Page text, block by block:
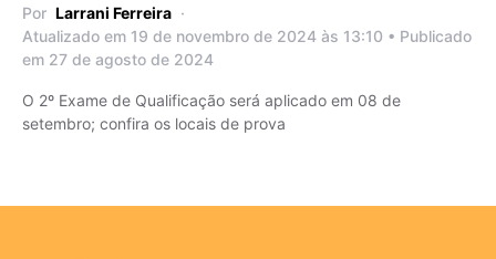
Por Larrani Ferreira
Atualizado em 19 de novembro de 2024 às 13:10 • Publicado
em 27 de agosto de 2024
O 2º Exame de Qualificação será aplicado em 08 de
setembro; confira os locais de prova